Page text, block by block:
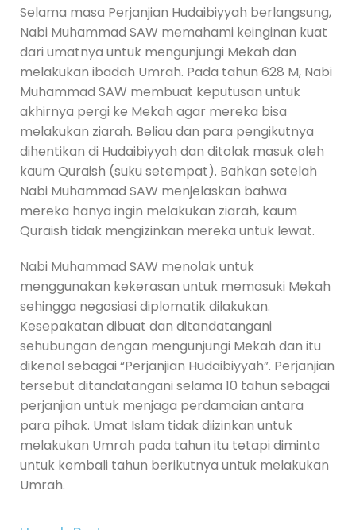
Selama masa Perjanjian Hudaibiyyah berlangsung,
Nabi Muhammad SAW memahami keinginan kuat
dari umatnya untuk mengunjungi Mekah dan
melakukan ibadah Umrah. Pada tahun 628 M, Nabi
Muhammad SAW membuat keputusan untuk
akhirnya pergi ke Mekah agar mereka bisa
melakukan ziarah. Beliau dan para pengikutnya
dihentikan di Hudaibiyyah dan ditolak masuk oleh
kaum Quraish (suku setempat). Bahkan setelah
Nabi Muhammad SAW menjelaskan bahwa
mereka hanya ingin melakukan ziarah, kaum
Quraish tidak mengizinkan mereka untuk lewat.
Nabi Muhammad SAW menolak untuk
menggunakan kekerasan untuk memasuki Mekah
sehingga negosiasi diplomatik dilakukan.
Kesepakatan dibuat dan ditandatangani
sehubungan dengan mengunjungi Mekah dan itu
dikenal sebagai “Perjanjian Hudaibiyyah”. Perjanjian
tersebut ditandatangani selama 10 tahun sebagai
perjanjian untuk menjaga perdamaian antara
para pihak. Umat Islam tidak diizinkan untuk
melakukan Umrah pada tahun itu tetapi diminta
untuk kembali tahun berikutnya untuk melakukan
Umrah.